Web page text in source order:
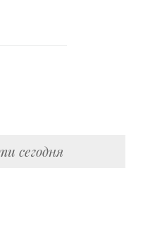
сегодня